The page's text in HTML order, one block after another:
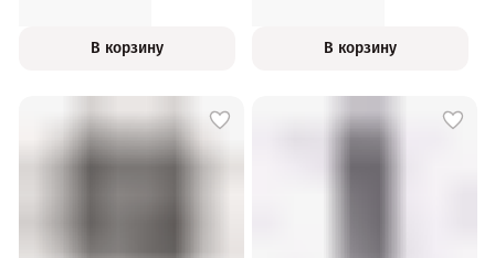
В корзину В корзину